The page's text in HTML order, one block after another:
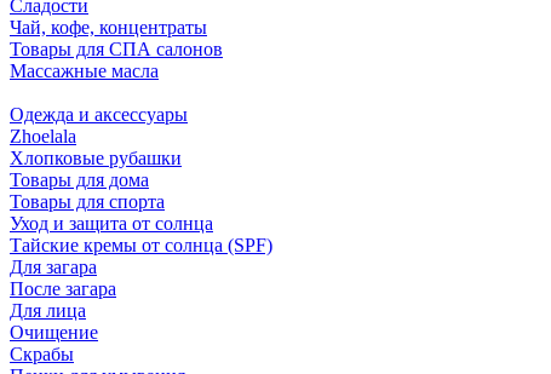
Сладости
Чай, кофе, концентраты
Товары для СПА салонов
Массажные масла
Одежда и аксессуары
Zhoelala
Хлопковые рубашки
Товары для дома
Товары для спорта
Уход и защита от солнца
Тайские кремы от солнца (SPF)
Для загара
После загара
Для лица
Очищение
Скрабы